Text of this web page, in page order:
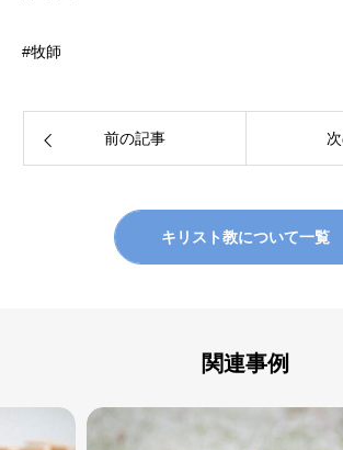
#牧師
前の記事
キリスト教について一覧
関連事例